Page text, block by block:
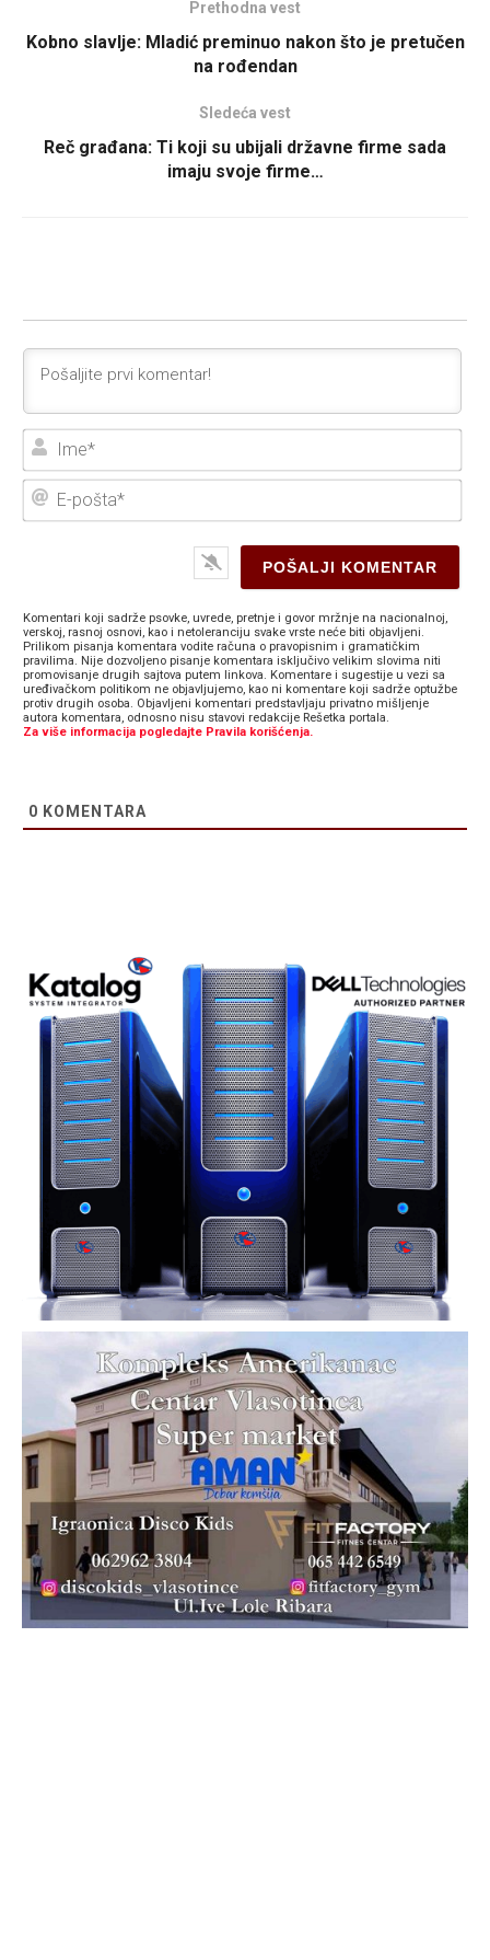
Prethodna vest
Kobno slavlje: Mladić preminuo nakon što je pretučen
na rođendan
Sledeća vest
Reč građana: Ti koji su ubijali državne firme sada
imaju svoje firme…
E-
Komentari koji sadrže psovke, uvrede, pretnje i govor mržnje na nacionalnoj,
verskoj, rasnoj osnovi, kao i netoleranciju svake vrste neće biti objavljeni.
Prilikom pisanja komentara vodite računa o pravopisnim i gramatičkim
pravilima. Nije dozvoljeno pisanje komentara isključivo velikim slovima niti
promovisanje drugih sajtova putem linkova. Komentare i sugestije u vezi sa
uređivačkom politikom ne objavljujemo, kao ni komentare koji sadrže optužbe
protiv drugih osoba. Objavljeni komentari predstavljaju privatno mišljenje
autora komentara, odnosno nisu stavovi redakcije Rešetka portala.
Za više informacija pogledajte Pravila korišćenja.
0 KOMENTARA